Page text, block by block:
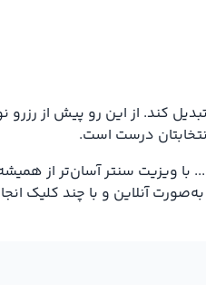
کند. از این رو پیش از
درست است.
ویزیت سنتر آسان‌تر از
آنلاین و با چند کلیک